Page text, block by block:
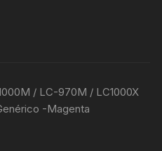
/ LC-970M / LC1000X
-Magenta